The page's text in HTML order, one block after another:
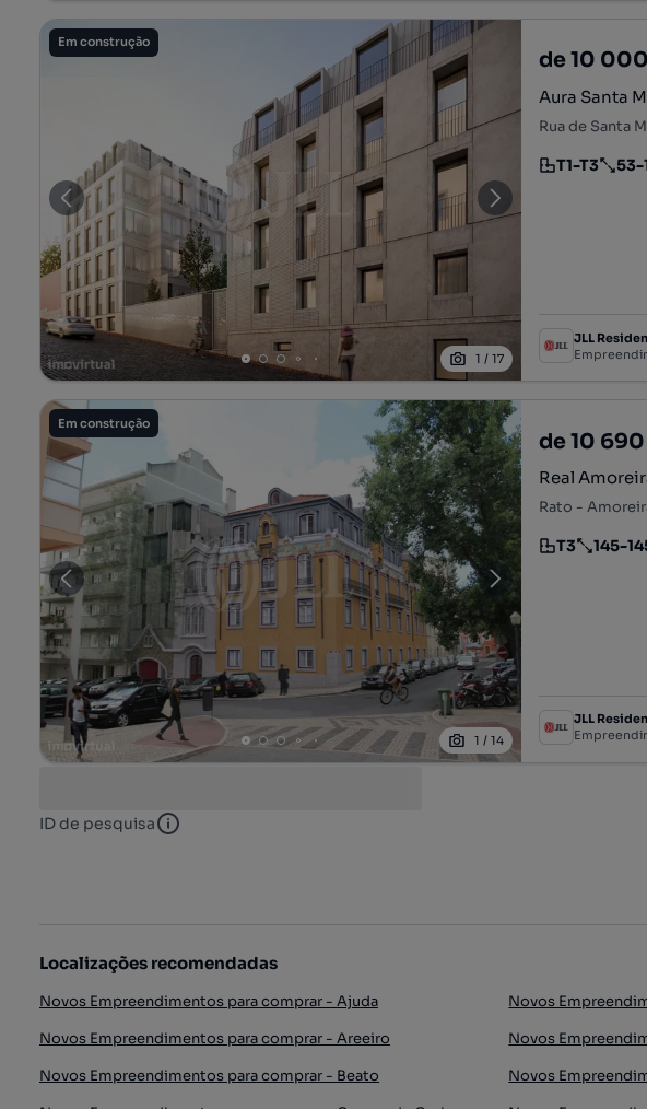
Em construção
1 /17
de 10
Aura Santa
Tipologia
T1-T3
Preço por 53-
JLL
Em construção
1 /14
de 10
Real
Rato -
Tipologia
T3
Preço por
145-
JLL
ID de pesquisa ID de pesquisa
Localizações recomendadas
Novos Empreendimentos para comprar - Ajuda Novos
Novos Empreendimentos para comprar - Areeiro
Novos
Novos Empreendimentos para comprar - Beato
Novos